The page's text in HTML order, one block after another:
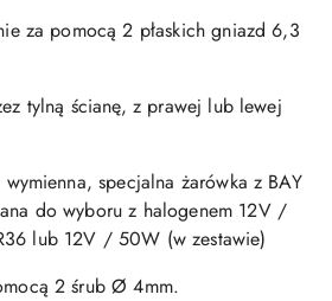
za pomocą 2 płaskich gniazd 6,3
tylną ścianę, z prawej lub lewej
wymienna, specjalna żarówka z BAY
do wyboru z halogenem 12V /
lub 12V / 50W (w zestawie)
2 śrub Ø 4mm.